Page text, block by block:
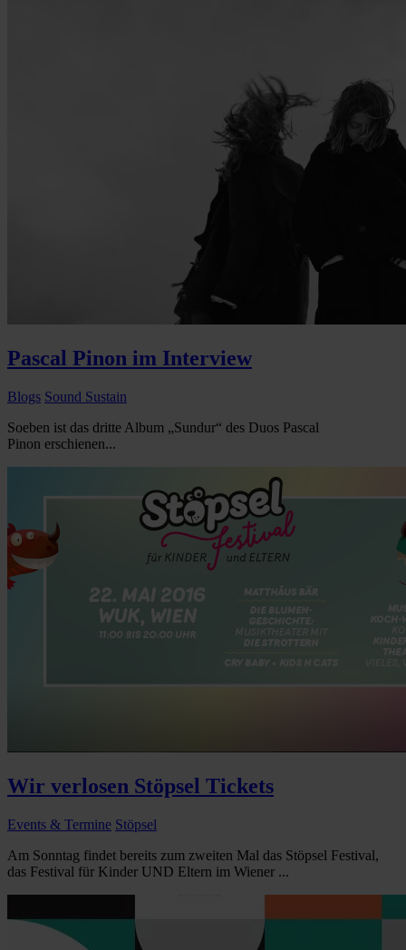
Pascal Pinon im Interview
Blogs Sound Sustain
Soeben ist das dritte Album „Sundur“ des Duos Pascal
Pinon erschienen...
Wir verlosen Stöpsel Tickets
Events & Termine Stöpsel
Am Sonntag findet bereits zum zweiten Mal das Stöpsel Festival,
das Festival für Kinder UND Eltern im Wiener ...